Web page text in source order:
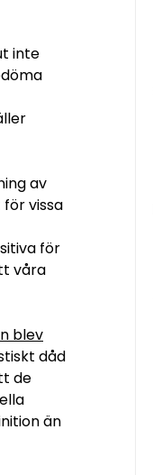
inte
av
vissa
för
våra
blev
dåd
de
än